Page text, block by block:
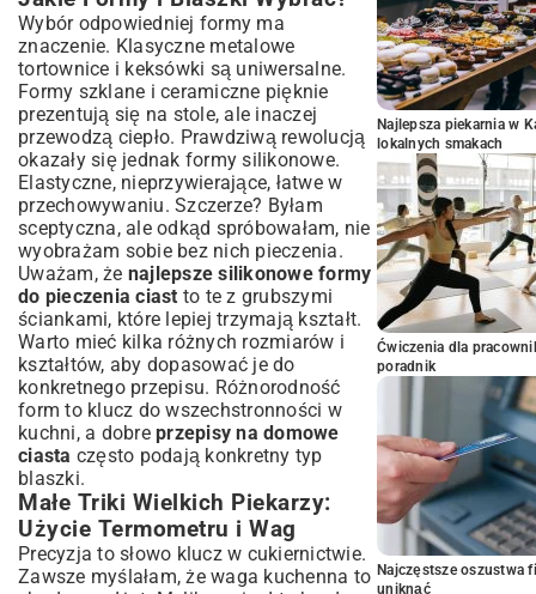
Wybór odpowiedniej formy ma
znaczenie. Klasyczne metalowe
tortownice i keksówki są uniwersalne.
Formy szklane i ceramiczne pięknie
prezentują się na stole, ale inaczej
przewodzą ciepło. Prawdziwą rewolucją
okazały się jednak formy silikonowe.
Elastyczne, nieprzywierające, łatwe w
przechowywaniu. Szczerze? Byłam
sceptyczna, ale odkąd spróbowałam, nie
wyobrażam sobie bez nich pieczenia.
Uważam, że najlepsze silikonowe formy
do pieczenia ciast to te z grubszymi
ściankami, które lepiej trzymają kształt.
Warto mieć kilka różnych rozmiarów i
kształtów, aby dopasować je do
konkretnego przepisu. Różnorodność
form to klucz do wszechstronności w
kuchni, a dobre przepisy na domowe
ciasta często podają konkretny typ
blaszki.
Małe Triki Wielkich Piekarzy:
Użycie Termometru i Wag
Precyzja to słowo klucz w cukiernictwie.
Zawsze myślałam, że waga kuchenna to
Najlepsza piekarnia w
lokalnych smakach
Ćwiczenia dla
poradnik
Najczęstsze oszustwa
uniknąć